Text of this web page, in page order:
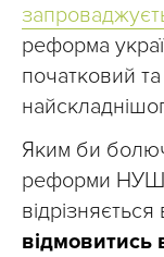
реформа
початковий
Яким би
реформи НУШ,
відмовитись